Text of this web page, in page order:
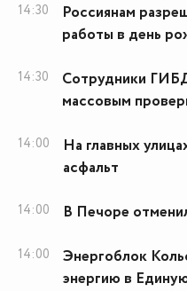
14:30
Россиянам
работы в день
14:30
Сотрудники
массовым
14:00
На главных
асфальт
14:00 В Печоре
14:00
Энергоблок
энергию в